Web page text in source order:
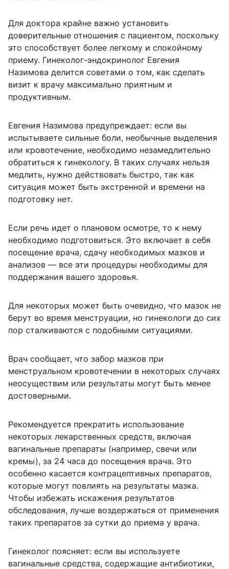
Для доктора крайне важно установить
доверительные отношения с пациентом, поскольку
это способствует более легкому и спокойному
приему. Гинеколог-эндокринолог Евгения
Назимова делится советами о том, как сделать
визит к врачу максимально приятным и
продуктивным.
Евгения Назимова предупреждает: если вы
испытываете сильные боли, необычные выделения
или кровотечение, необходимо незамедлительно
обратиться к гинекологу. В таких случаях нельзя
медлить, нужно действовать быстро, так как
ситуация может быть экстренной и времени на
подготовку нет.
Если речь идет о плановом осмотре, то к нему
необходимо подготовиться. Это включает в себя
посещение врача, сдачу необходимых мазков и
анализов — все эти процедуры необходимы для
поддержания вашего здоровья.
Для некоторых может быть очевидно, что мазок не
берут во время менструации, но гинекологи до сих
пор сталкиваются с подобными ситуациями.
Врач сообщает, что забор мазков при
менструальном кровотечении в некоторых случаях
неосуществим или результаты могут быть менее
достоверными.
Рекомендуется прекратить использование
некоторых лекарственных средств, включая
вагинальные препараты (например, свечи или
кремы), за 24 часа до посещения врача. Это
особенно касается контрацептивных препаратов,
которые могут повлиять на результаты мазка.
Чтобы избежать искажения результатов
обследования, лучше воздержаться от применения
таких препаратов за сутки до приема у врача.
Гинеколог поясняет: если вы используете
вагинальные средства, содержащие антибиотики,